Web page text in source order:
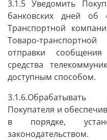
3.1.5 Уведомить
банковских дней об
Транспортной
Товаро-
отправки
средства
доступным способом.
Покупателя и
в порядке,
законодательством.